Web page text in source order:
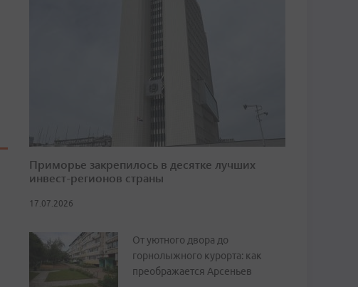
Приморье закрепилось в десятке лучших
инвест-регионов страны
17.07.2026
От уютного двора до
горнолыжного курорта: как
преображается Арсеньев